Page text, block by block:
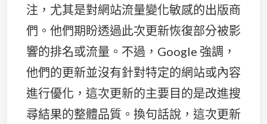
注，尤其是對網站流量變化敏感的出版商
們。他們期盼透過此次更新恢復部分被影
響的排名或流量。不過，Google 強調，
他們的更新並沒有針對特定的網站或內容
進行優化，這次更新的主要目的是改進搜
尋結果的整體品質。換句話說，這次更新